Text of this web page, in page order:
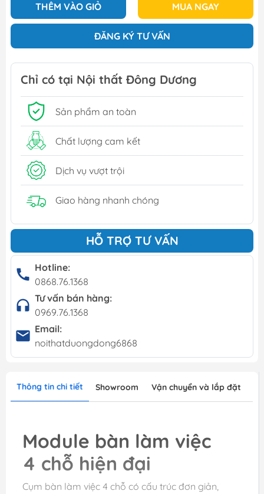
THÊM VÀO GIỎ MUA NGAY
ĐĂNG KÝ TƯ VẤN
Chỉ có tại Nội thất Đông Dương
Sản phẩm an toàn
Chất lượng cam kết
Dịch vụ vượt trội
Giao hàng nhanh chóng
HỖ TRỢ TƯ VẤN
Hotline:
0868.76.1368
Tư vấn bán hàng:
0969.76.1368
Email:
noithatduongdong6868
Thông tin chi tiết Showroom Vận chuyển và lắp đặt
Module bàn làm việc
4 chỗ hiện đại
Cụm bàn làm việc 4 chỗ có cấu trúc đơn giản,